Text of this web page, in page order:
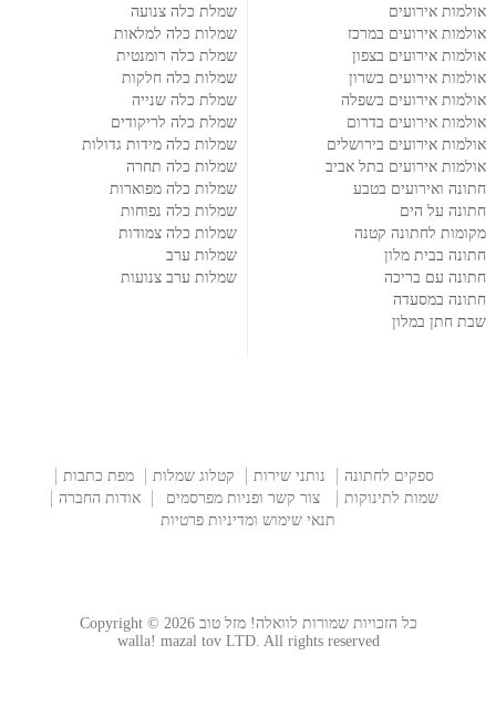
אולמות אירועים
אולמות אירועים במרכז
אולמות אירועים בצפון
אולמות אירועים בשרון
אולמות אירועים בשפלה
אולמות אירועים בדרום
אולמות אירועים בירושלים
אולמות אירועים בתל אביב
חתונה ואירועים בטבע
חתונה על הים
מקומות לחתונה קטנה
חתונה בבית מלון
חתונה עם בריכה
חתונה במסעדה
שבת חתן במלון
שמלת כלה צנועה
שמלות כלה למלאות
שמלת כלה רומנטית
שמלות כלה חלקות
שמלת כלה שנייה
שמלת כלה לריקודים
שמלות כלה מידות גדולות
שמלות כלה תחרה
שמלות כלה מפוארות
שמלות כלה נפוחות
שמלות כלה צמודות
שמלות ערב
שמלות ערב צנועות
ספקים לחתונה נותני שירות קטלוג שמלות
מפת כתבות
שמות לתינוקות
צור קשר ופניות מפרסמים
אודות החברה
תנאי שימוש ומדיניות פרטיות
כל הזכויות שמורות לוואלה! מזל טוב Copyright © 2026
walla! mazal tov LTD. All rights reserved